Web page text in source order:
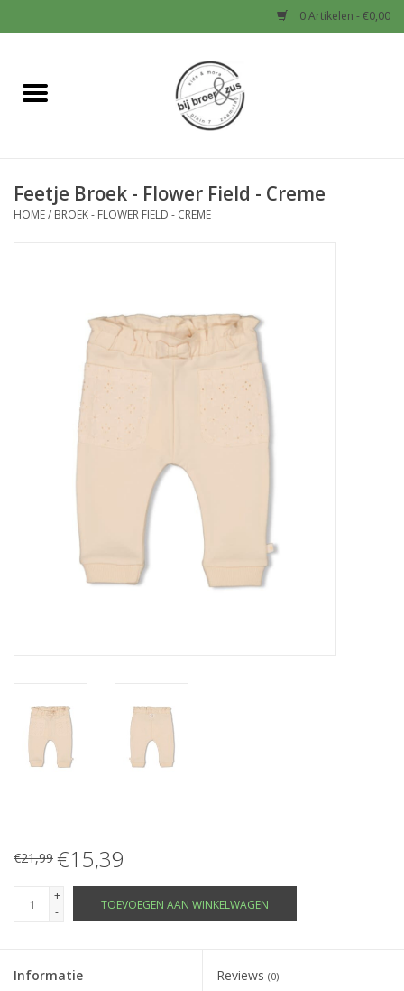
0 Artikelen - €0,00
Home
Baby
Schoenen en Tassen
Feetje Broek - Flower Field - Creme
HOME/ BROEK - FLOWER FIELD - CREME
€21,99 €15,39
+
-
TOEVOEGEN AAN WINKELWAGEN
Informatie Reviews (0)